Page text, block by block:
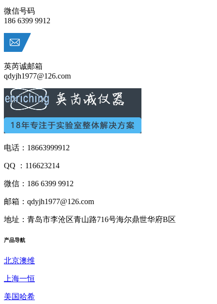
微信号码
186 6399 9912
英芮诚邮箱
qdyjh1977@126.com
电话：18663999912
QQ ：116623214
微信：186 6399 9912
邮箱：qdyjh1977@126.com
地址：青岛市李沧区青山路716号海尔鼎世华府B区
产品导航
北京澳维
上海一恒
美国哈希